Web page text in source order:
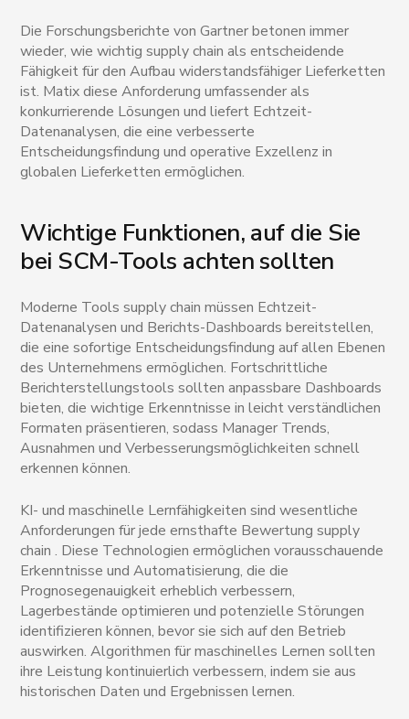
Die Forschungsberichte von Gartner betonen immer
wieder, wie wichtig supply chain als entscheidende
Fähigkeit für den Aufbau widerstandsfähiger Lieferketten
ist. Matix diese Anforderung umfassender als
konkurrierende Lösungen und liefert Echtzeit-
Datenanalysen, die eine verbesserte
Entscheidungsfindung und operative Exzellenz in
globalen Lieferketten ermöglichen.
Wichtige Funktionen, auf die Sie
bei SCM-Tools achten sollten
Moderne Tools supply chain müssen Echtzeit-
Datenanalysen und Berichts-Dashboards bereitstellen,
die eine sofortige Entscheidungsfindung auf allen Ebenen
des Unternehmens ermöglichen. Fortschrittliche
Berichterstellungstools sollten anpassbare Dashboards
bieten, die wichtige Erkenntnisse in leicht verständlichen
Formaten präsentieren, sodass Manager Trends,
Ausnahmen und Verbesserungsmöglichkeiten schnell
erkennen können.
KI- und maschinelle Lernfähigkeiten sind wesentliche
Anforderungen für jede ernsthafte Bewertung supply
chain . Diese Technologien ermöglichen vorausschauende
Erkenntnisse und Automatisierung, die die
Prognosegenauigkeit erheblich verbessern,
Lagerbestände optimieren und potenzielle Störungen
identifizieren können, bevor sie sich auf den Betrieb
auswirken. Algorithmen für maschinelles Lernen sollten
ihre Leistung kontinuierlich verbessern, indem sie aus
historischen Daten und Ergebnissen lernen.